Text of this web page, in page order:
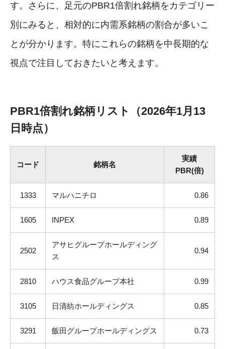
す。さらに、足元のPBR1倍割れ銘柄をカテゴリー
別にみると、相対的に内需系銘柄の割合が多いこ
とが分かります。特にこれらの銘柄を中長期的な
視点で注目しておきたいと考えます。
PBR1倍割れ銘柄リスト（2026年1月13
日時点）
コード 銘柄名
実績
PBR(倍)
1333 マルハニチロ 0.86
1605 INPEX 0.89
2502
アサヒグループホールディング
ス
0.94
2810 ハウス食品グループ本社 0.99
3105 日清紡ホールディングス 0.85
3291 飯田グループホールディングス 0.73